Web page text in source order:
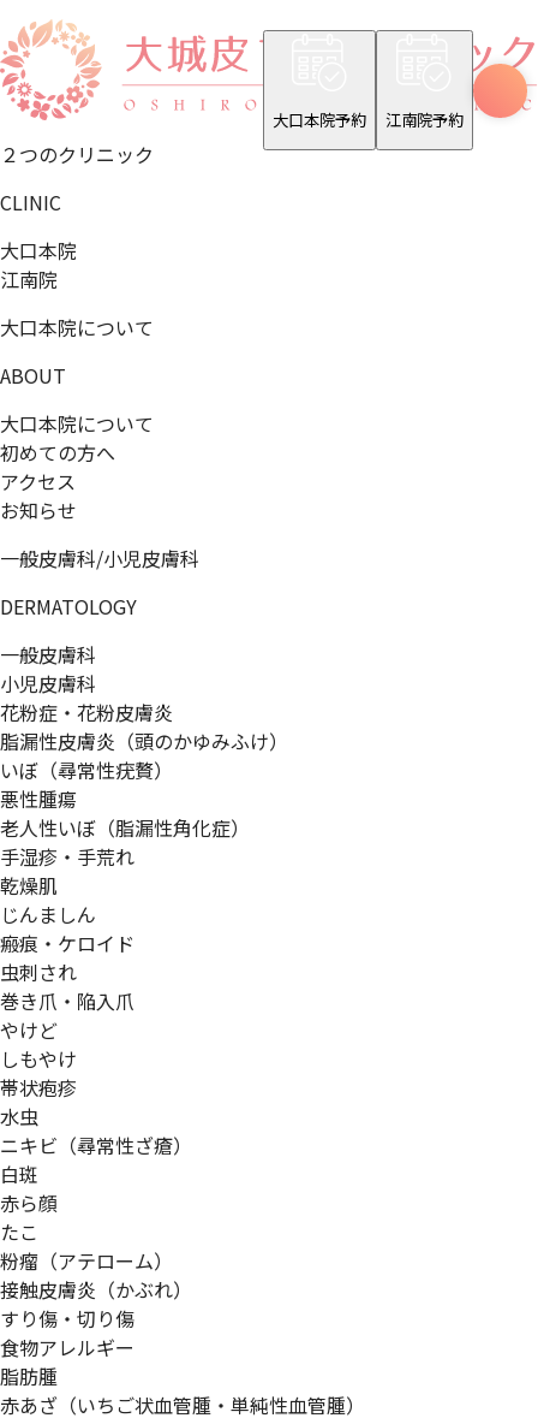
大口本院予約 江南院予約
２つのクリニック
CLINIC
大口本院
江南院
大口本院について
ABOUT
大口本院について
初めての方へ
アクセス
お知らせ
一般皮膚科/小児皮膚科
DERMATOLOGY
一般皮膚科
小児皮膚科
花粉症・花粉皮膚炎
脂漏性皮膚炎（頭のかゆみふけ）
いぼ（尋常性疣贅）
悪性腫瘍
老人性いぼ（脂漏性角化症）
手湿疹・手荒れ
乾燥肌
じんましん
瘢痕・ケロイド
虫刺され
巻き爪・陥入爪
やけど
しもやけ
帯状疱疹
水虫
ニキビ（尋常性ざ瘡）
白斑
赤ら顔
たこ
粉瘤（アテローム）
接触皮膚炎（かぶれ）
すり傷・切り傷
食物アレルギー
脂肪腫
赤あざ（いちご状血管腫・単純性血管腫）